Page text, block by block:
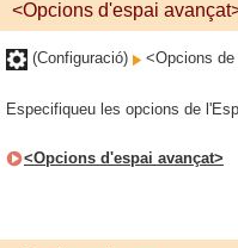
<Opcions d'espai
(Configuració) <Opcions
Especifiqueu les opcions de
<Opcions d'espai avançat>